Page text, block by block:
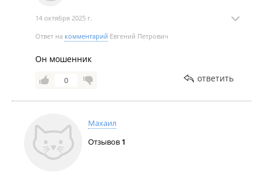
14 октября 2025 г.
Ответ на комментарий Евгений Петрович
Он мошенник
0 ответить
Махаил
Отзывов 1